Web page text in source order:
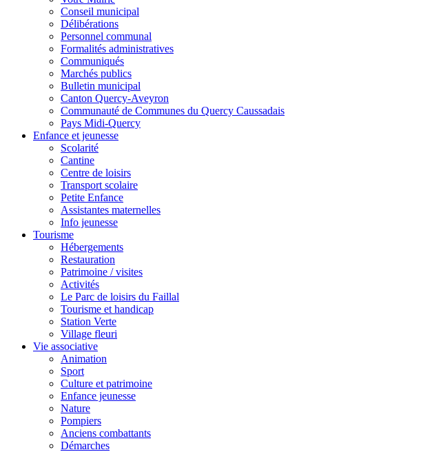
Conseil municipal
Délibérations
Personnel communal
Formalités administratives
Communiqués
Marchés publics
Bulletin municipal
Canton Quercy-Aveyron
Communauté de Communes du Quercy Caussadais
Pays Midi-Quercy
Enfance et jeunesse
Scolarité
Cantine
Centre de loisirs
Transport scolaire
Petite Enfance
Assistantes maternelles
Info jeunesse
Tourisme
Hébergements
Restauration
Patrimoine / visites
Activités
Le Parc de loisirs du Faillal
Tourisme et handicap
Station Verte
Village fleuri
Vie associative
Animation
Sport
Culture et patrimoine
Enfance jeunesse
Nature
Pompiers
Anciens combattants
Démarches